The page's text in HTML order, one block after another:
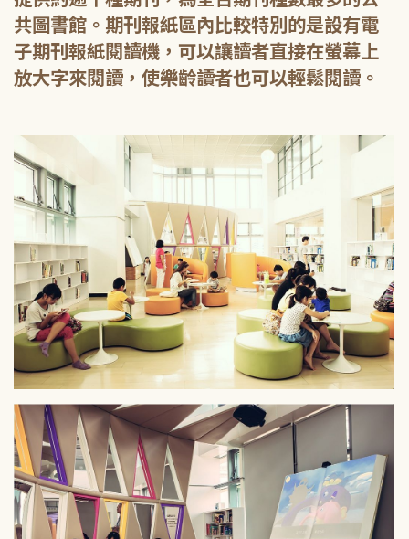
共圖書館。期刊報紙區內比較特別的是設有電
子期刊報紙閱讀機，可以讓讀者直接在螢幕上
放大字來閱讀，使樂齡讀者也可以輕鬆閱讀。